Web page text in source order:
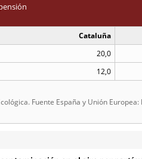
Cataluña
20,0
12,0
Fuente España y Unión Europea: